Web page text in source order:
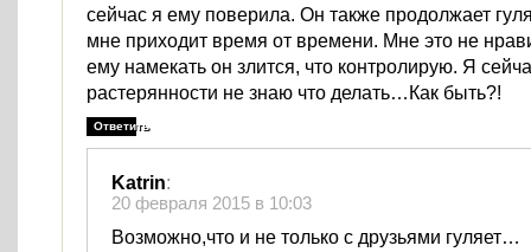
сейчас я ему поверила. Он также продолжает
мне приходит время от времени. Мне это не
ему намекать он злится, что контролирую. Я
растерянности не знаю что делать…Как быть?!
Ответить
Katrin:
20 февраля 2015 в 10:03
Возможно,что и не только с друзьями гуляет…